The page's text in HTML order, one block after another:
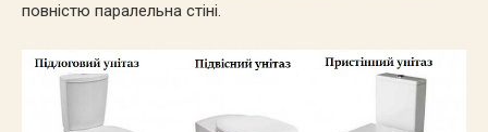
повністю паралельна стіні.